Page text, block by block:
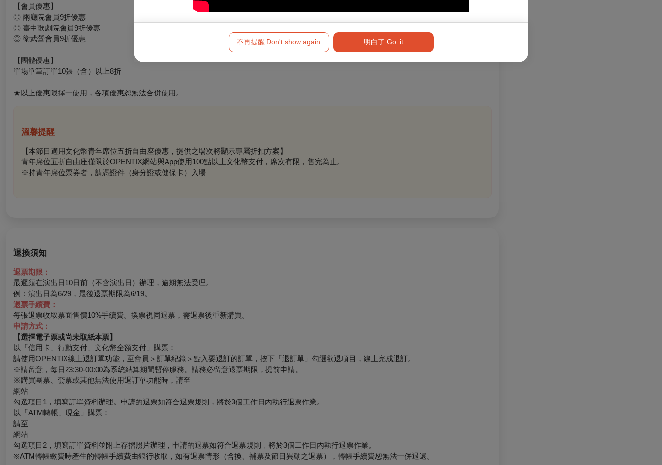
不再提醒 Don't show again 明白了 Got it
【會員優惠】
◎ 兩廳院會員9折優惠
◎ 臺中歌劇院會員9折優惠
◎ 衛武營會員9折優惠
【團體優惠】
單場單筆訂單10張（含）以上8折
★以上優惠限擇一使用，各項優惠恕無法合併使用。
溫馨提醒
【本節目適用文化幣青年席位五折自由座優惠，提供之場次將顯示專屬折扣方案】
青年席位五折自由座僅限於OPENTIX網站與App使用100點以上文化幣支付，席次有限，售完為止。
※持青年席位票券者，請憑證件（身分證或健保卡）入場
退換須知
退票期限：
最遲須在演出日10日前（不含演出日）辦理，逾期無法受理。
例：演出日為6/29，最後退票期限為6/19。
退票手續費：
每張退票收取票面售價10%手續費。換票視同退票，需退票後重新購買。
申請方式：
【選擇電子票或尚未取紙本票】
以「信用卡、行動支付、文化幣全額支付」購票：
請使用OPENTIX線上退訂單功能，至會員＞訂單紀錄＞點入要退訂的訂單，按下「退訂單」勾選欲退項目，線上完成退訂。
※請留意，每日23:30-00:00為系統結算期間暫停服務。請務必留意退票期限，提前申請。
※購買團票、套票或其他無法使用退訂單功能時，請至
網站
勾選項目1，填寫訂單資料辦理。申請的退票如符合退票規則，將於3個工作日內執行退票作業。
以「ATM轉帳、現金」購票：
請至
網站
勾選項目2，填寫訂單資料並附上存摺照片辦理，申請的退票如符合退票規則，將於3個工作日內執行退票作業。
※ATM轉帳繳費時產生的轉帳手續費由銀行收取，如有退票情形（含換、補票及節目異動之退票），轉帳手續費恕無法一併退還。